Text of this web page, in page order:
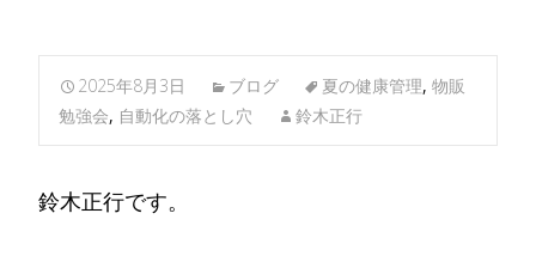
2025年8月3日 ブログ 夏の健康管理, 物販
勉強会, 自動化の落とし穴 鈴木正行
鈴木正行です。